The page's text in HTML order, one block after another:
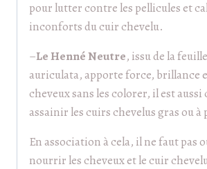
pour lutter contre les pellicules et
inconforts du cuir chevelu.
–Le Henné Neutre, issu de la
auriculata, apporte force, brillance
cheveux sans les colorer, il est
assainir les cuirs chevelus gras ou à
En association à cela, il ne faut pas
nourrir les cheveux et le cuir